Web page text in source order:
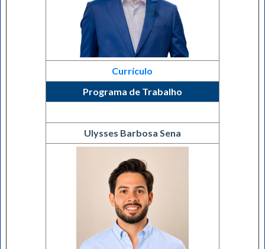
Currículo
Programa de Trabalho
Ulysses Barbosa Sena